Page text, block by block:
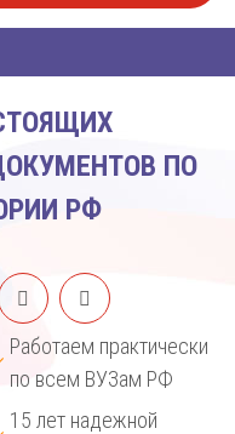
ПО
РФ
Работаем практически
по всем ВУЗам РФ
15 лет надежной